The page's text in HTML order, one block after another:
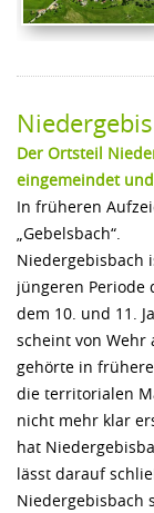
Der Ortsteil
eingemeindet
In früheren
„Gebelsbach“.
Niedergebisbach
jüngeren Periode
dem 10. und 11.
scheint von Wehr
gehörte in
die territorialen
nicht mehr klar
hat
lässt darauf
Niedergebisbach